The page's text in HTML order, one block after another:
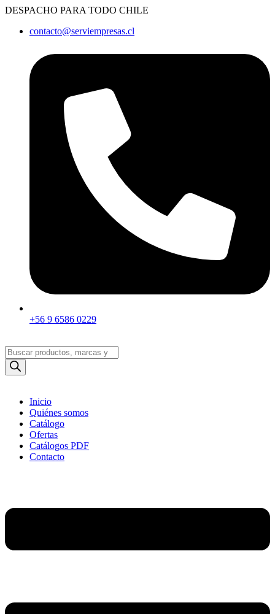
Ir
contenido
DESPACHO PARA TODO CHILE
contacto@serviempresas.cl
+56 9 6586 0229
Búsqueda
de
productos
Inicio
Quiénes somos
Catálogo
Ofertas
Catálogos PDF
Contacto